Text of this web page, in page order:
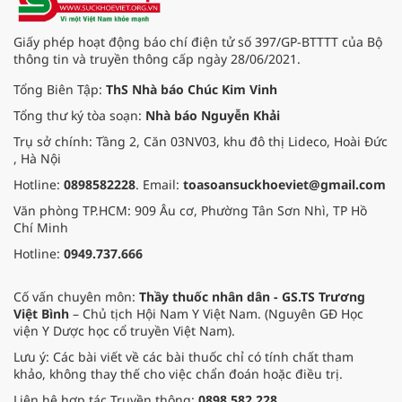
Giấy phép hoạt động báo chí điện tử số 397/GP-BTTTT của Bộ
thông tin và truyền thông cấp ngày 28/06/2021.
Tổng Biên Tập: ThS Nhà báo Chúc Kim Vinh
Tổng thư ký tòa soạn: Nhà báo Nguyễn Khải
Trụ sở chính: Tầng 2, Căn 03NV03, khu đô thị Lideco, Hoài Đức
, Hà Nội
Hotline: 0898582228. Email: toasoansuckhoeviet@gmail.com
Văn phòng TP.HCM: 909 Âu cơ, Phường Tân Sơn Nhì, TP Hồ
Chí Minh
Hotline: 0949.737.666
Cố vấn chuyên môn: Thầy thuốc nhân dân - GS.TS Trương
Việt Bình – Chủ tịch Hội Nam Y Việt Nam. (Nguyên GĐ Học
viện Y Dược học cổ truyền Việt Nam).
Lưu ý: Các bài viết về các bài thuốc chỉ có tính chất tham
khảo, không thay thế cho việc chẩn đoán hoặc điều trị.